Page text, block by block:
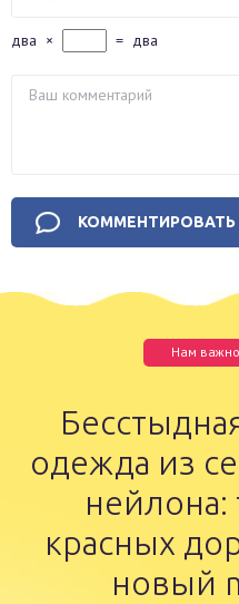
два × = два
Нам
одежда из
нейлона:
красных
новый